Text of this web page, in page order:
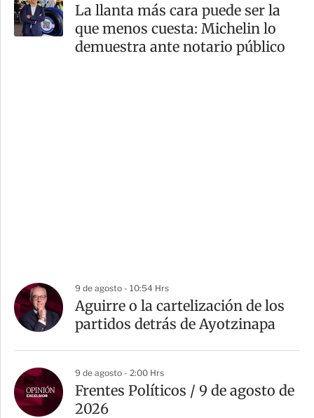
La llanta más cara puede ser la
que menos cuesta: Michelin lo
demuestra ante notario público
9 de agosto - 10:54 Hrs
Aguirre o la cartelización de los
partidos detrás de Ayotzinapa
9 de agosto - 2:00 Hrs
Frentes Políticos / 9 de agosto de
2026